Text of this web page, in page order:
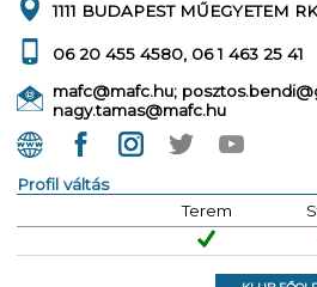
1111 BUDAPEST MŰEGYETEM
06 20 455 4580, 06 1 463 25 41
mafc@mafc.hu;
nagy.tamas@mafc.hu
Profil váltás
Terem